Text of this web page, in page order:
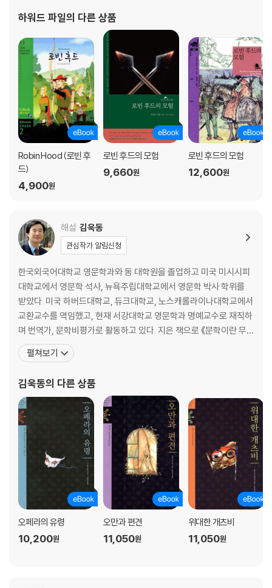
한다. 그는 옛날 이야기를 개작했을
하워드 파일의 다른 상품
Robin Hood (로빈 후
드)
4,900원
로빈 후드의 모험
9,660원
로빈 후드의 모험
12,600원
해설 김욱동
관심작가 알림신청
한국외국어대학교 영문학과와 동 대학원을 졸업하고 미국 미시시피
대학교에서 영문학 석사, 뉴욕주립대학교에서 영문학 박사 학위를
받았다. 미국 하버드대학교, 듀크대학교, 노스캐롤라이나대학교에서
교환교수를 역임했고, 현재 서강대학교 영문학과 명예교수로 재직하
며 번역가, 문학비평가로 활동하고 있다. 지은 책으로 《문학이란 무
엇인가》 《세계문학이란 무엇인가》 《이양하, 그의 삶과 문학》 《설정
식, 분노의 문학》 《비평의 변증법》 《천재와 반역》 등이 있고, 옮긴 책
바다》 《이선 프롬》 《아메리카의 비극》 《새장에 갇힌 새
펼쳐보기
김욱동의 다른 상품
오페라의 유령
10,200원
오만과 편견
11,050원
위대한 개츠비
11,050원